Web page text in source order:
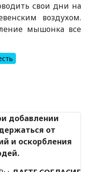
свои дни на
воздухом.
мышонка все
добавлении
от
и оскорбления